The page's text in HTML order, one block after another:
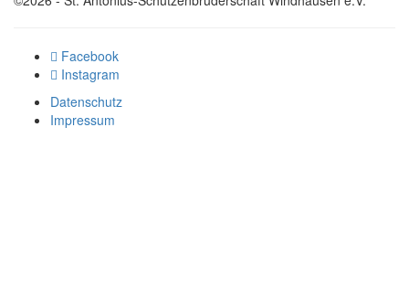
Facebook
Instagram
Datenschutz
Impressum